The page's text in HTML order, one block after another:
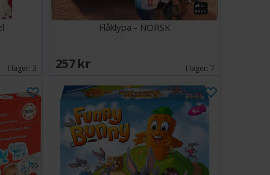
I lager: 3
Flåklypa - NORSK
257 SEK I lager:7